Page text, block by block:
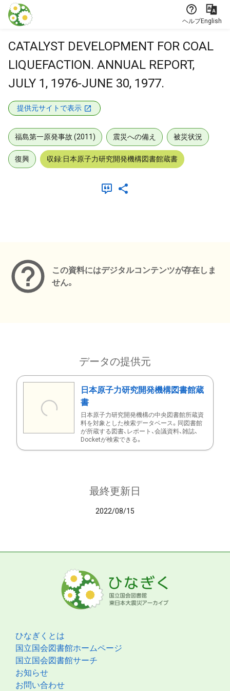
本文に飛ぶ
ヘルプEnglish
CATALYST DEVELOPMENT FOR COAL
LIQUEFACTION. ANNUAL REPORT,
JULY 1, 1976-JUNE 30, 1977.
提供元サイトで表示
福島第一原発事故 (2011) 震災への備え 被災状況
復興 収録:日本原子力研究開発機構図書館蔵書
この資料にはデジタルコンテンツが存在しま
せん。
データの提供元
日本原子力研究開発機構図書館蔵
書
日本原子力研究開発機構の中央図書館所蔵資
料を対象とした検索データベース。同図書館
が所蔵する図書、レポート、会議資料、雑誌、
Docketが検索できる。
最終更新日
2022/08/15
ひなぎくとは
国立国会図書館ホームページ
国立国会図書館サーチ
お知らせ
お問い合わせ